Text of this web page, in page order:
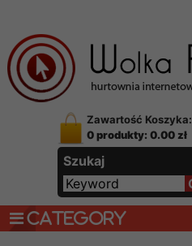
Zawartość Koszyka:
0 produkty: 0.00 zł
Szukaj
CATEGORY